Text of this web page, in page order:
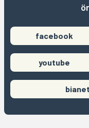
facebook
youtube